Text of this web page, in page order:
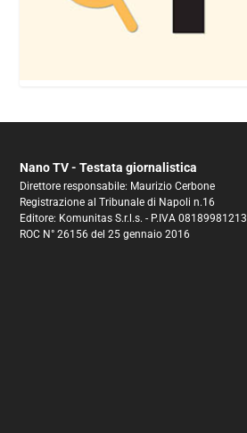
Nano TV - Testata giornalistica
Direttore responsabile: Maurizio Cerbone
Registrazione al Tribunale di Napoli n.16
Editore: Komunitas S.r.l.s. - P.IVA 08189981213
ROC N° 26156 del 25 gennaio 2016